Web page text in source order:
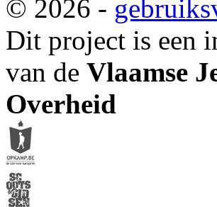
© 2026 -
Dit project is een
van de Vlaamse
Overheid